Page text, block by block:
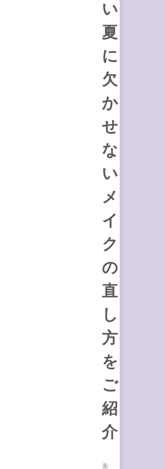
い
夏
に
欠
か
せ
な
い
メ
イ
ク
の
直
し
方
を
ご
紹
介
美